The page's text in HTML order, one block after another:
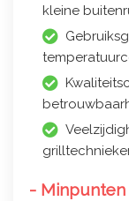
kleine
- Minpunten